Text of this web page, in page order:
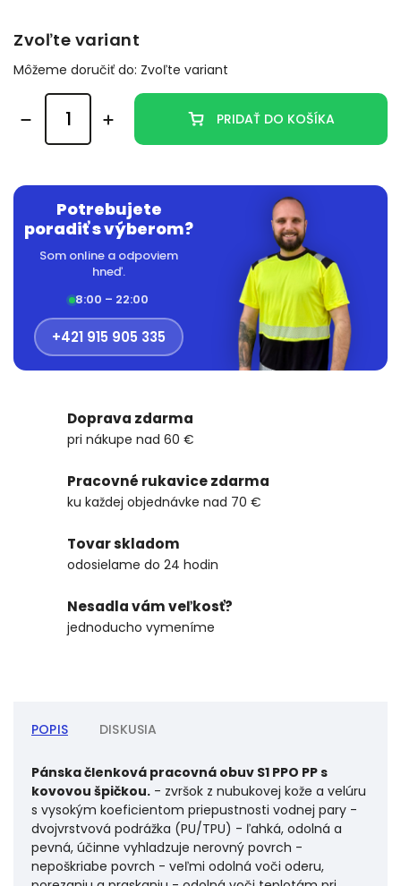
Zvoľte variant
Môžeme doručiť do: Zvoľte variant
PRIDAŤ DO KOŠÍKA
Potrebujete
poradiť s výberom?
Som online a odpoviem
hneď.
8:00 – 22:00
+421 915 905 335
Doprava zdarma
pri nákupe nad 60 €
Pracovné rukavice zdarma
ku každej objednávke nad 70 €
Tovar skladom
odosielame do 24 hodin
Nesadla vám veľkosť?
jednoducho vymeníme
POPIS DISKUSIA
Pánska členková pracovná obuv S1 PPO PP s
kovovou špičkou. - zvršok z nubukovej kože a velúru
s vysokým koeficientom priepustnosti vodnej pary -
dvojvrstvová podrážka (PU/TPU) - ľahká, odolná a
pevná, účinne vyhladzuje nerovný povrch -
nepoškriabe povrch - veľmi odolná voči oderu,